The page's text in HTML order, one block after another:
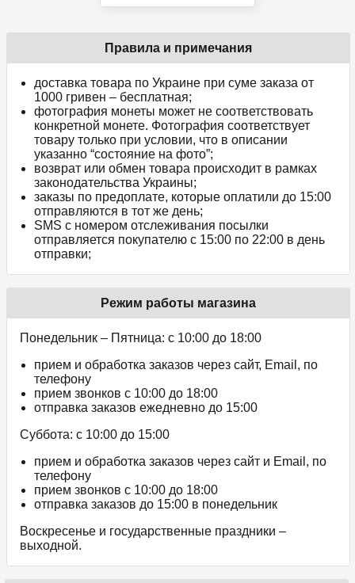
Правила и примечания
доставка товара по Украине при суме заказа от
1000 гривен – бесплатная;
фотография монеты может не соответствовать
конкретной монете. Фотография соответствует
товару только при условии, что в описании
указанно “состояние на фото”;
возврат или обмен товара происходит в рамках
законодательства Украины;
заказы по предоплате, которые оплатили до 15:00
отправляются в тот же день;
SMS с номером отслеживания посылки
отправляется покупателю с 15:00 по 22:00 в день
отправки;
Режим работы магазина
Понедельник – Пятница: с 10:00 до 18:00
прием и обработка заказов через сайт, Email, по
телефону
прием звонков c 10:00 до 18:00
отправка заказов ежедневно до 15:00
Суббота: с 10:00 до 15:00
прием и обработка заказов через сайт и Email, по
телефону
прием звонков c 10:00 до 18:00
отправка заказов до 15:00 в понедельник
Воскресенье и государственные праздники –
выходной.